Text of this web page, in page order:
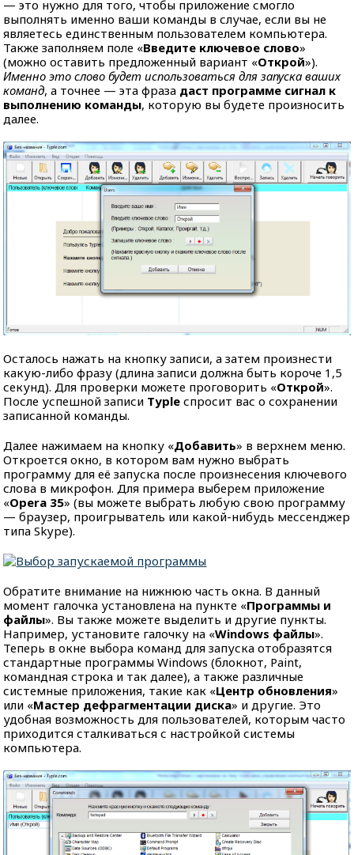
— это нужно для того, чтобы приложение смогло
выполнять именно ваши команды в случае, если вы не
являетесь единственным пользователем компьютера.
Также заполняем поле «Введите ключевое слово»
(можно оставить предложенный вариант «Открой»).
Именно это слово будет использоваться для запуска ваших
команд, а точнее — эта фраза даст программе сигнал к
выполнению команды, которую вы будете произносить
далее.
Осталось нажать на кнопку записи, а затем произнести
какую-либо фразу (длина записи должна быть короче 1,5
секунд). Для проверки можете проговорить «Открой».
После успешной записи Typle спросит вас о сохранении
записанной команды.
Далее нажимаем на кнопку «Добавить» в верхнем меню.
Откроется окно, в котором вам нужно выбрать
программу для её запуска после произнесения ключевого
слова в микрофон. Для примера выберем приложение
«Opera 35» (вы можете выбрать любую свою программу
— браузер, проигрыватель или какой-нибудь мессенджер
типа Skype).
Обратите внимание на нижнюю часть окна. В данный
момент галочка установлена на пункте «Программы и
файлы». Вы также можете выделить и другие пункты.
Например, установите галочку на «Windows файлы».
Теперь в окне выбора команд для запуска отобразятся
стандартные программы Windows (блокнот, Paint,
командная строка и так далее), а также различные
системные приложения, такие как «Центр обновления»
или «Мастер дефрагментации диска» и другие. Это
удобная возможность для пользователей, которым часто
приходится сталкиваться с настройкой системы
компьютера.